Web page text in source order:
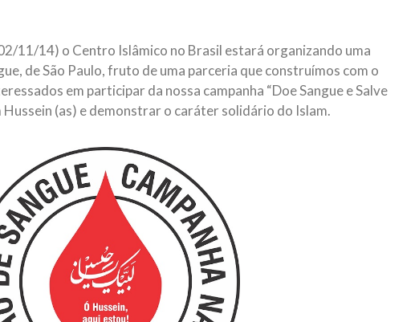
11/14) o Centro Islâmico no Brasil estará organizando uma
de São Paulo, fruto de uma parceria que construímos com o
em participar da nossa campanha “Doe Sangue e Salve
(as) e demonstrar o caráter solidário do Islam.